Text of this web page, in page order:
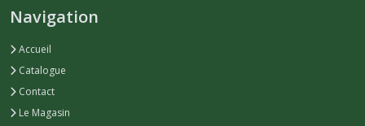
Navigation
Accueil
Catalogue
Contact
Le Magasin